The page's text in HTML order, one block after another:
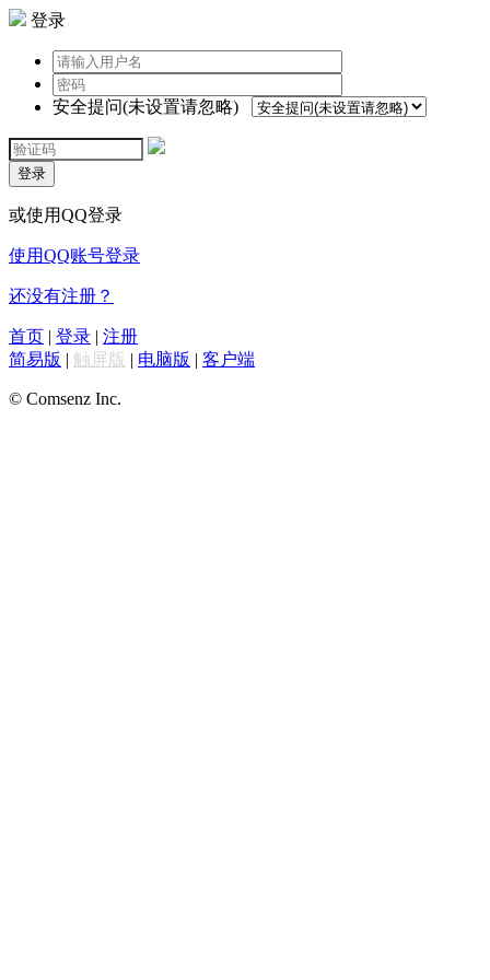
登录
安全提问(未设置请忽略)
登录
或使用QQ登录
使用QQ账号登录
还没有注册？
首页 | 登录 | 注册
简易版 | 触屏版 | 电脑版 | 客户端
© Comsenz Inc.